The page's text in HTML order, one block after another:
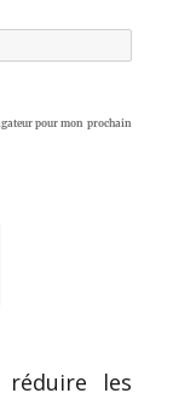
pour mon prochain
les